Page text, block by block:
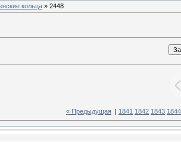
кольца » 2448
« Предыдущая 1841 1842 1843 1844